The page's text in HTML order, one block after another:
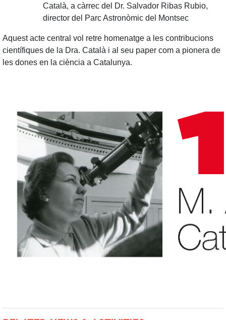
Català, a càrrec del Dr. Salvador Ribas Rubio,
director del Parc Astronòmic del Montsec
Aquest acte central vol retre homenatge a les contribucions
científiques de la Dra. Català i al seu paper com a pionera de
les dones en la ciència a Catalunya.